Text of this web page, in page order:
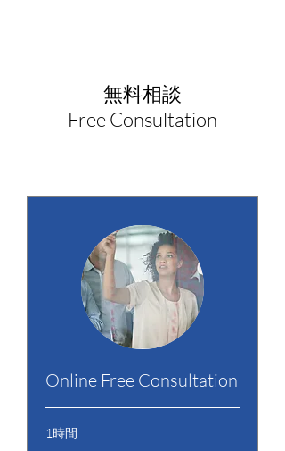
無料相談
Free Consultation
Online Free Consultation
1時間